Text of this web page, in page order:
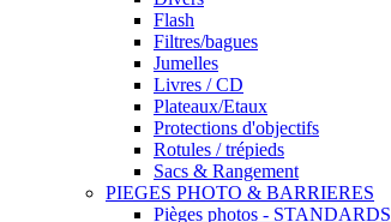
Flash
Filtres/bagues
Jumelles
Livres / CD
Plateaux/Etaux
Protections d'objectifs
Rotules / trépieds
Sacs & Rangement
PIEGES PHOTO & BARRIERES
Pièges photos - STANDARDS